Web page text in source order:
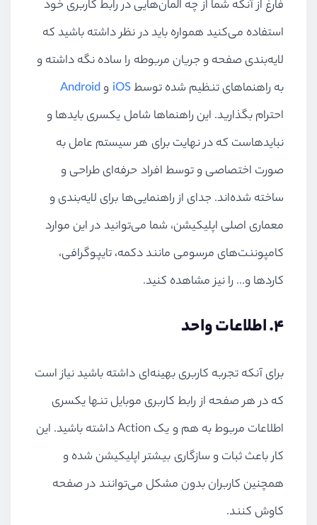
فارغ از آنکه شما از چه المان‌هایی در رابط کاربری خود
استفاده می‌کنید همواره باید در نظر داشته باشید که
لایه‌بندی صفحه و جریان مربوطه را ساده نگه داشته و
به راهنماهای تنظیم شده توسطiOS وAndroid
احترام بگذارید. این راهنماها شامل یکسری بایدها و
نبایدهاست که در نهایت برای هر سیستم عامل به
صورت اختصاصی و توسط افراد حرفه‌ای طراحی و
ساخته شده‌اند. جدای از راهنمایی‌ها برای لایه‌بندی و
معماری اصلی اپلیکیشن، شما می‌توانید در این موارد
کامپوننت‌های مرسومی مانند دکمه، تایپوگرافی،
کاردها و... را نیز مشاهده کنید.
۴. اطلاعات واحد
برای آنکه تجربه کاربری بهینه‌ای داشته باشید نیاز است
که در هر صفحه از رابط کاربری موبایل تنها یکسری
اطلاعات مربوط به هم و یک Action داشته باشید. این
کار باعث ثبات و سازگاری بیشتر اپلیکیشن شده و
همچنین کاربران بدون مشکل می‌توانند در صفحه
کاوش کنند.